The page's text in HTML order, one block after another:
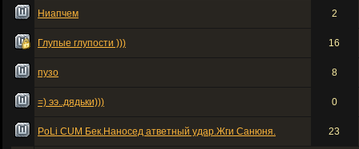
Ниапчем 2
Глупые глупости ))) 16
пузо 8
=) ээ..дядьки))) 0
PoLi СUM Бек.Наносед атветный удар.Жги Санюня. 23